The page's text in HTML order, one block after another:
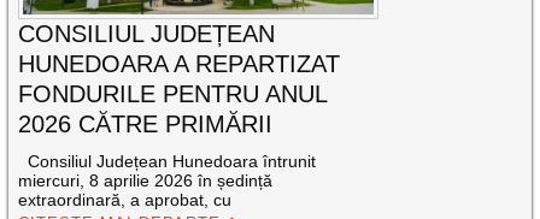
CONSILIUL JUDEȚEAN
HUNEDOARA A REPARTIZAT
FONDURILE PENTRU ANUL
2026 CĂTRE PRIMĂRII
Consiliul Județean Hunedoara întrunit
miercuri, 8 aprilie 2026 în ședință
extraordinară, a aprobat, cu